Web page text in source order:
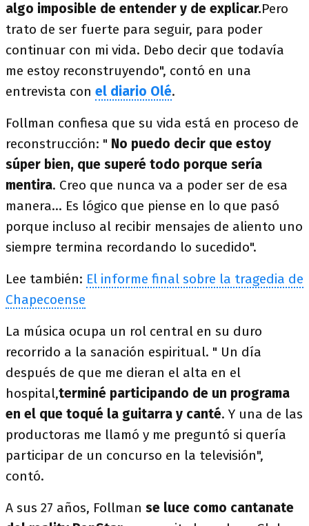
algo imposible de entender y de explicar.Pero
trato de ser fuerte para seguir, para poder
continuar con mi vida. Debo decir que todavía
me estoy reconstruyendo", contó en una
entrevista con el diario Olé.
Follman confiesa que su vida está en proceso de
reconstrucción: " No puedo decir que estoy
súper bien, que superé todo porque sería
mentira. Creo que nunca va a poder ser de esa
manera… Es lógico que piense en lo que pasó
porque incluso al recibir mensajes de aliento uno
siempre termina recordando lo sucedido".
Lee también: El informe final sobre la tragedia de
Chapecoense
La música ocupa un rol central en su duro
recorrido a la sanación espiritual. " Un día
después de que me dieran el alta en el
hospital,terminé participando de un programa
en el que toqué la guitarra y canté. Y una de las
productoras me llamó y me preguntó si quería
participar de un concurso en la televisión",
contó.
A sus 27 años, Follman se luce como cantanate